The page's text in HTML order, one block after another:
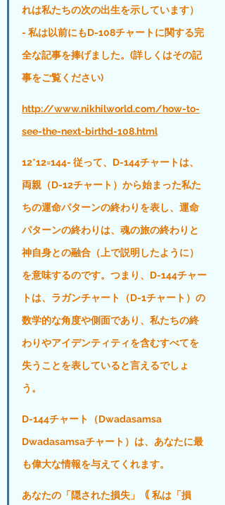
れは私たちの次の出生を示しています）
- 私は以前にもD-108チャートに関する完
全な記事を捧げました。(詳しくはその記
事をご覧ください)
http://www.nikhilworld.com/how-to-
see-the-next-birthd-108.html
12*12=144- 従って、D-144チャートは、
両親（D-12チャート）から始まった私た
ちの運命パターンの終わりを表し、運命
パターンの終わりは、魂の旅の終わりと
神自身との融合（上で説明したように）
を意味するのです。つまり、D-144チャー
トは、ラガンチャート（D-1チャート）の
数学的な角度や側面であり、私たちの終
わりやアイデンティティを含むすべてを
失うことを表していると言えるでしょ
う。
D-144チャート（Dwadasamsa
Dwadasamsaチャート）は、あなたに最
も偉大な情報を与えてくれます。
あなたの「隠された損失」｟ 私は「損